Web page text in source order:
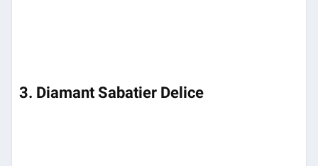
3. Diamant Sabatier Delice